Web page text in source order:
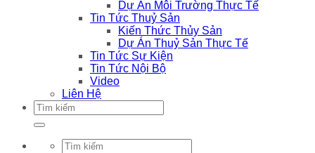
Dự Án Môi Trường Thực Tế
Tin Tức Thuỷ Sản
Kiến Thức Thủy Sản
Dự Án Thuỷ Sản Thực Tế
Tin Tức Sự Kiện
Tin Tức Nội Bộ
Video
Liên Hệ